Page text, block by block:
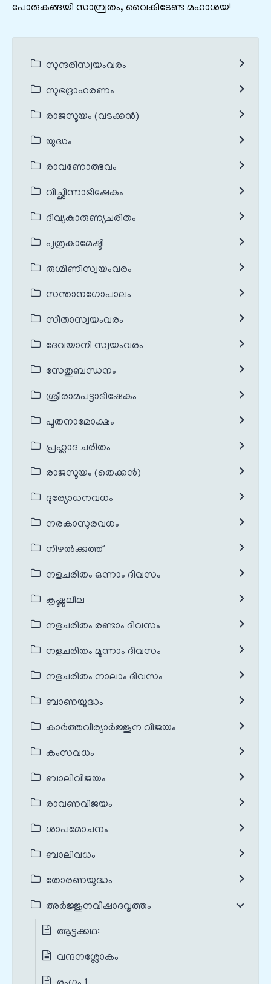
പോരുകങ്ങയി സാമ്പ്രതം, വൈകിടേണ്ട മഹാശയ!
സുന്ദരീസ്വയംവരം
സുഭദ്രാഹരണം
രാജസൂയം (വടക്കൻ)
യുദ്ധം
രാവണോത്ഭവം
വിച്ഛിന്നാഭിഷേകം
ദിവ്യകാരുണ്യചരിതം
പുത്രകാമേഷ്ടി
രുഗ്മിണീസ്വയംവരം
സന്താനഗോപാലം
സീതാസ്വയംവരം
ദേവയാനി സ്വയംവരം
സേതുബന്ധനം
ശ്രീരാമപട്ടാഭിഷേകം
പൂതനാമോക്ഷം
പ്രഹ്ലാദ ചരിതം
രാജസൂയം (തെക്കൻ)
ദുര്യോധനവധം
നരകാസുരവധം
നിഴൽക്കുത്ത്
നളചരിതം ഒന്നാം ദിവസം
കൃഷ്ണലീല
നളചരിതം രണ്ടാം ദിവസം
നളചരിതം മൂന്നാം ദിവസം
നളചരിതം നാലാം ദിവസം
ബാണയുദ്ധം
കാർത്തവീര്യാർജ്ജുന വിജയം
കംസവധം
ബാലിവിജയം
രാവണവിജയം
ശാപമോചനം
ബാലിവധം
തോരണയുദ്ധം
അർജ്ജുനവിഷാദവൃത്തം
ആട്ടക്കഥ:
വന്ദനശ്ലോകം